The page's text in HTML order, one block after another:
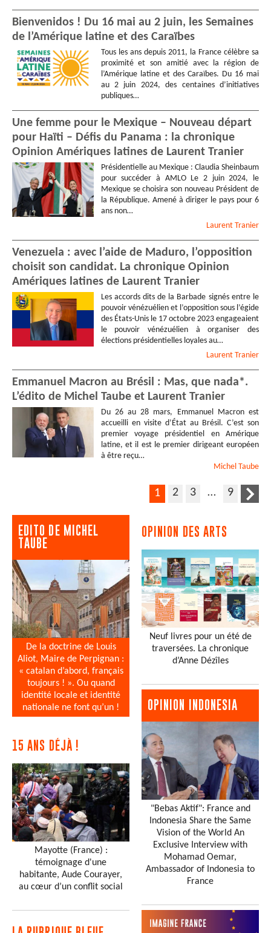
Bienvenidos ! Du 16 mai au 2 juin, les Semaines
de l’Amérique latine et des Caraïbes
Tous les ans depuis 2011, la France célèbre sa
proximité et son amitié avec la région de
l’Amérique latine et des Caraïbes. Du 16 mai
au 2 juin 2024, des centaines d’initiatives
publiques…
Une femme pour le Mexique – Nouveau départ
pour Haïti – Défis du Panama : la chronique
Opinion Amériques latines de Laurent Tranier
Présidentielle au Mexique : Claudia Sheinbaum
pour succéder à AMLO Le 2 juin 2024, le
Mexique se choisira son nouveau Président de
la République. Amené à diriger le pays pour 6
ans non…
Laurent Tranier
Venezuela : avec l’aide de Maduro, l’opposition
choisit son candidat. La chronique Opinion
Amériques latines de Laurent Tranier
Les accords dits de la Barbade signés entre le
pouvoir vénézuélien et l’opposition sous l’égide
des États-Unis le 17 octobre 2023 engageaient
le pouvoir vénézuélien à organiser des
élections présidentielles loyales au…
Laurent Tranier
Emmanuel Macron au Brésil : Mas, que nada*.
L’édito de Michel Taube et Laurent Tranier
Du 26 au 28 mars, Emmanuel Macron est
accueilli en visite d’État au Brésil. C’est son
premier voyage présidentiel en Amérique
latine, et il est le premier dirigeant européen
à être reçu…
Michel Taube
1 2 3 … 9
EDITO DE MICHEL
TAUBE
De la doctrine de Louis
Aliot, Maire de Perpignan :
« catalan d’abord, français
toujours ! ». Ou quand
identité locale et identité
nationale ne font qu’un !
15 ANS DÉJÀ !
Mayotte (France) :
témoignage d'une
habitante, Aude Courayer,
au cœur d’un conflit social
OPINION DES ARTS
Neuf livres pour un été de
traversées. La chronique
d’Anne Dézîles
OPINION INDONESIA
"Bebas Aktif": France and
Indonesia Share the Same
Vision of the World An
Exclusive Interview with
Mohamad Oemar,
Ambassador of Indonesia to
France